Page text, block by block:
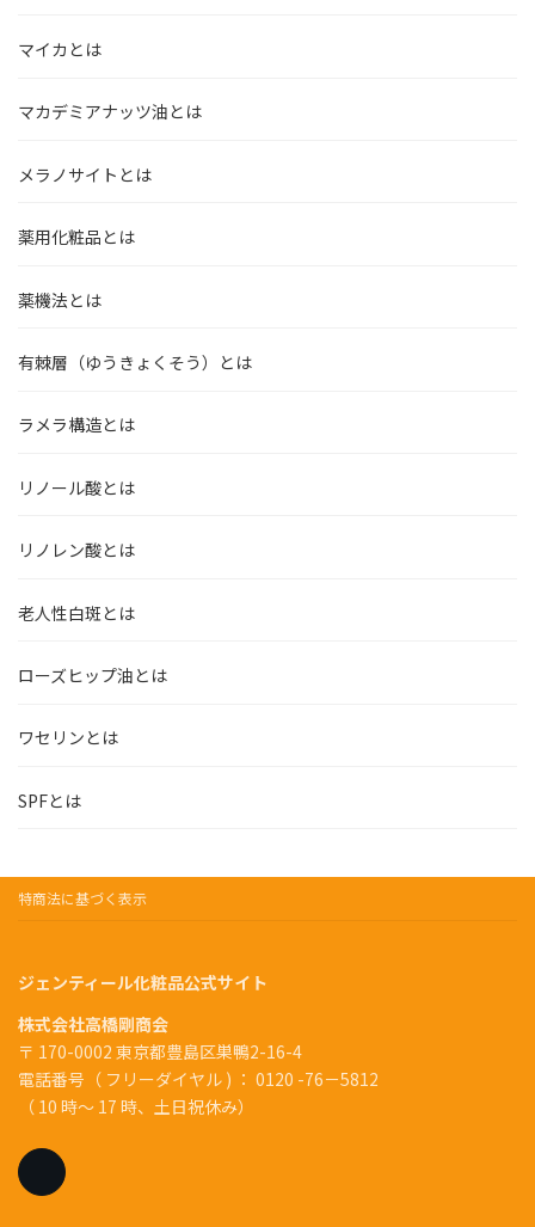
マイカとは
マカデミアナッツ油とは
メラノサイトとは
薬用化粧品とは
薬機法とは
有棘層（ゆうきょくそう）とは
ラメラ構造とは
リノール酸とは
リノレン酸とは
老人性白斑とは
ローズヒップ油とは
ワセリンとは
SPFとは
特商法に基づく表示
ジェンティール化粧品公式サイト
株式会社高橋剛商会
〒 170-0002 東京都豊島区巣鴨2-16-4
電話番号（ フリーダイヤル ) ： 0120 -76－5812
（ 10 時～ 17 時、土日祝休み）